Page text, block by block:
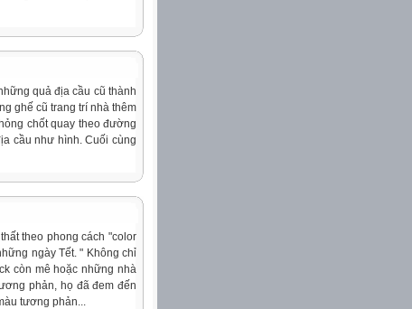
quả địa cầu cũ thành
ghế cũ trang trí nhà thêm
chốt quay theo đường
cầu như hình. Cuối cùng
theo phong cách "color
ngày Tết. " Không chỉ
còn mê hoặc những nhà
phản, họ đã đem đến
tương phản...